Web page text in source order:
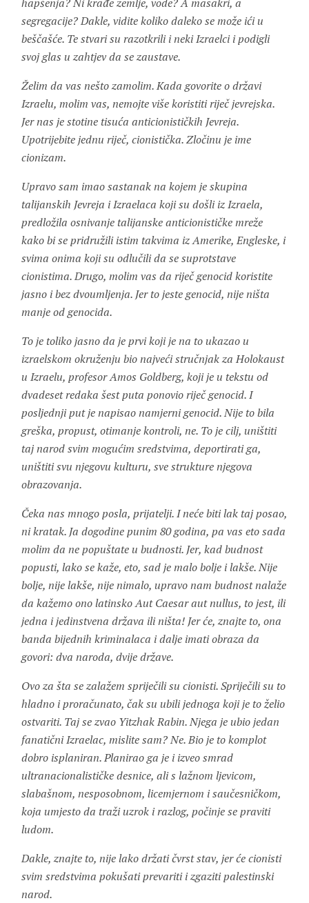
segregacije? Dakle, vidite koliko daleko se može ići u
beščašće. Te stvari su razotkrili i neki Izraelci i podigli
svoj glas u zahtjev da se zaustave.
Želim da vas nešto zamolim. Kada govorite o državi
Izraelu, molim vas, nemojte više koristiti riječ jevrejska.
Jer nas je stotine tisuća anticionističkih Jevreja.
Upotrijebite jednu riječ, cionistička. Zločinu je ime
cionizam.
Upravo sam imao sastanak na kojem je skupina
talijanskih Jevreja i Izraelaca koji su došli iz Izraela,
predložila osnivanje talijanske anticionističke mreže
kako bi se pridružili istim takvima iz Amerike, Engleske, i
svima onima koji su odlučili da se suprotstave
cionistima. Drugo, molim vas da riječ genocid koristite
jasno i bez dvoumljenja. Jer to jeste genocid, nije ništa
manje od genocida.
To je toliko jasno da je prvi koji je na to ukazao u
izraelskom okruženju bio najveći stručnjak za Holokaust
u Izraelu, profesor Amos Goldberg, koji je u tekstu od
dvadeset redaka šest puta ponovio riječ genocid. I
posljednji put je napisao namjerni genocid. Nije to bila
greška, propust, otimanje kontroli, ne. To je cilj, uništiti
taj narod svim mogućim sredstvima, deportirati ga,
uništiti svu njegovu kulturu, sve strukture njegova
obrazovanja.
Čeka nas mnogo posla, prijatelji. I neće biti lak taj posao,
ni kratak. Ja dogodine punim 80 godina, pa vas eto sada
molim da ne popuštate u budnosti. Jer, kad budnost
popusti, lako se kaže, eto, sad je malo bolje i lakše. Nije
bolje, nije lakše, nije nimalo, upravo nam budnost nalaže
da kažemo ono latinsko Aut Caesar aut nullus, to jest, ili
jedna i jedinstvena država ili ništa! Jer će, znajte to, ona
banda bijednih kriminalaca i dalje imati obraza da
govori: dva naroda, dvije države.
Ovo za šta se zalažem spriječili su cionisti. Spriječili su to
hladno i proračunato, čak su ubili jednoga koji je to želio
ostvariti. Taj se zvao Yitzhak Rabin. Njega je ubio jedan
fanatični Izraelac, mislite sam? Ne. Bio je to komplot
dobro isplaniran. Planirao ga je i izveo smrad
ultranacionalističke desnice, ali s lažnom ljevicom,
slabašnom, nesposobnom, licemjernom i saučesničkom,
koja umjesto da traži uzrok i razlog, počinje se praviti
ludom.
Dakle, znajte to, nije lako držati čvrst stav, jer će cionisti
svim sredstvima pokušati prevariti i zgaziti palestinski
narod.